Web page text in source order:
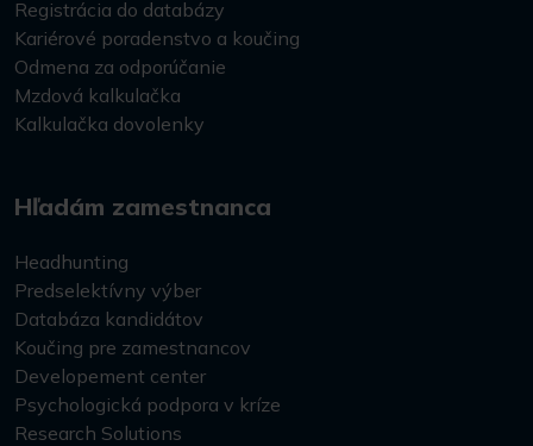
Registrácia do databázy
Kariérové poradenstvo a koučing
Odmena za odporúčanie
Mzdová kalkulačka
Kalkulačka dovolenky
Hľadám zamestnanca
Headhunting
Predselektívny výber
Databáza kandidátov
Koučing pre zamestnancov
Developement center
Psychologická podpora v kríze
Research Solutions